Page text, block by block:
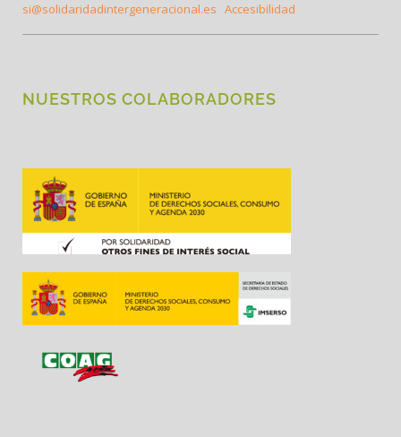
si@solidaridadintergeneracional.es Accesibilidad
NUESTROS COLABORADORES